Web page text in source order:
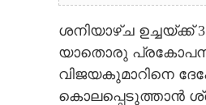
ശനിയാഴ്ച ഉച്ചയ്ക്ക്
യാതൊരു
വിജയകുമാറിനെ
കൊലപ്പെടുത്താൻ